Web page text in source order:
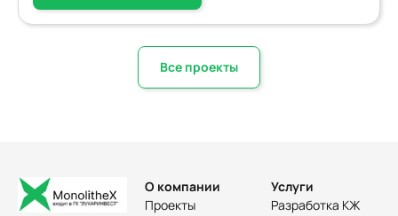
Все проекты
О компании
Проекты
Услуги
Разработка КЖ